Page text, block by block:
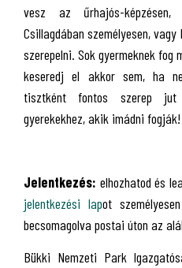
vesz az űrhajós-
Csillagdában személyesen,
szerepelni. Sok gyermeknek
keseredj el akkor sem, ha
tisztként fontos szerep jut
gyerekekhez, akik imádni fogják!
Jelentkezés: elhozhatod és
jelentkezési lapot
becsomagolva postai úton az
Bükki Nemzeti Park